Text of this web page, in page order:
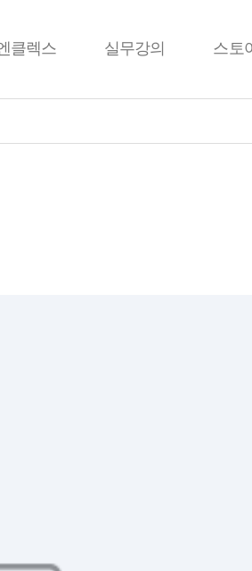
클렉스 실무강의 스토